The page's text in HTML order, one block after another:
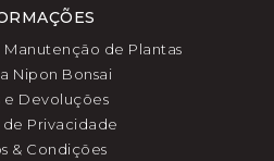
de Plantas
Nipon Bonsai
e Devoluções
Privacidade
& Condições